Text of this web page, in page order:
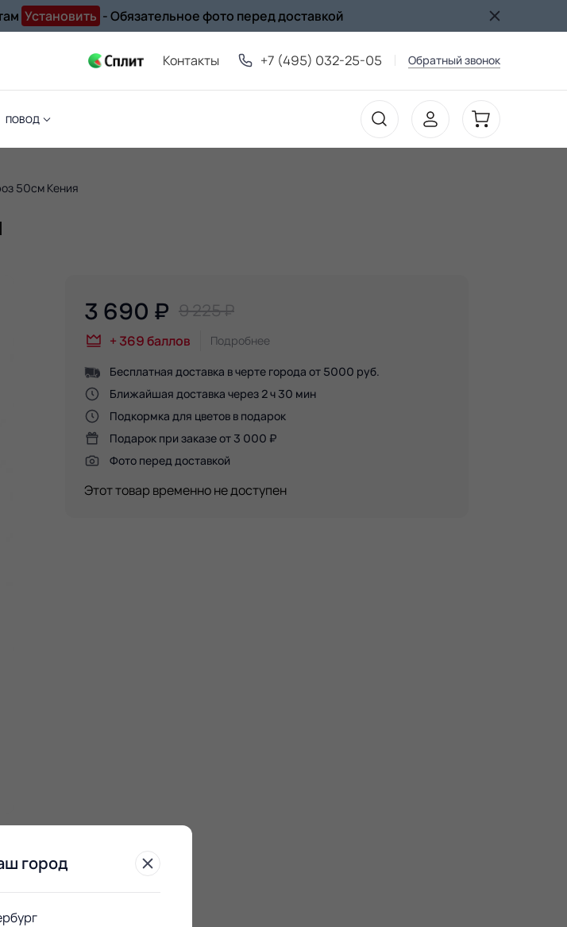
Установить - Обязательное фото перед доставкой
Контакты +7 (495) 032-25-05 Обратный звонок
ПОВОД
50см Кения
3 690 ₽ 9 225 ₽
+ 369баллов Подробнее
Бесплатная доставка в черте города от 5000 руб.
Ближайшая доставка через 2 ч 30 мин
Подкормка для цветов в подарок
Подарок при заказе от 3 000 ₽
Фото перед доставкой
Этот товар временно не доступен
город